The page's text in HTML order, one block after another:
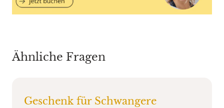
Ähnliche Fragen
Geschenk für Schwangere